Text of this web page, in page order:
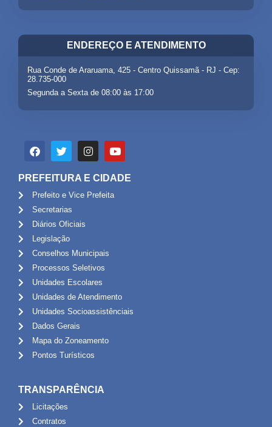
ENDEREÇO E ATENDIMENTO
Rua Conde de Araruama, 425 - Centro Quissamã - RJ - Cep:
28.735-000
Segunda a Sexta de 08:00 às 17:00
PREFEITURA E CIDADE
Prefeito e Vice Prefeita
Secretarias
Diários Oficiais
Legislação
Conselhos Municipais
Processos Seletivos
Unidades Escolares
Unidades de Atendimento
Unidades Socioassistênciais
Dados Gerais
Mapa do Zoneamento
Pontos Turísticos
TRANSPARÊNCIA
Licitações
Contratos